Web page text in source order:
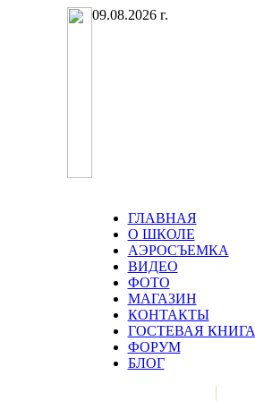
09.08.2026 г.
ГЛАВНАЯ
О ШКОЛЕ
АЭРОСЪЕМКА
ВИДЕО
ФОТО
МАГАЗИН
КОНТАКТЫ
ГОСТЕВАЯ КНИГА
ФОРУМ
БЛОГ